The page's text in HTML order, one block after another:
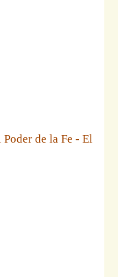
Poder de la Fe - El